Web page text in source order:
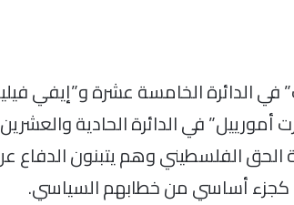
الدائرة الخامسة عشرة و”إيفي
أمورييل” في الدائرة الحادية
الحق الفلسطيني وهم يتبنون الدفاع
كجزء أساسي من خطابهم السياسي.